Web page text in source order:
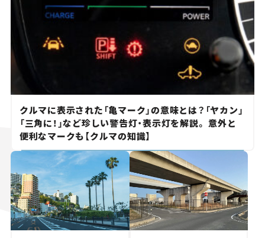
クルマに表示された「亀マーク」の意味とは？「ヤカン」
「三角に！」など珍しい警告灯・表示灯を解説。 意外と
便利なマークも【クルマの知識】